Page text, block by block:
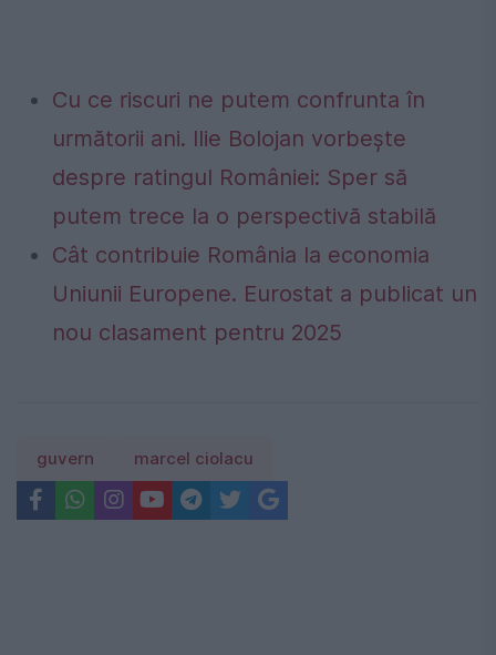
Cu ce riscuri ne putem confrunta în
următorii ani. Ilie Bolojan vorbește
despre ratingul României: Sper să
putem trece la o perspectivă stabilă
Cât contribuie România la economia
Uniunii Europene. Eurostat a publicat un
nou clasament pentru 2025
guvern marcel ciolacu